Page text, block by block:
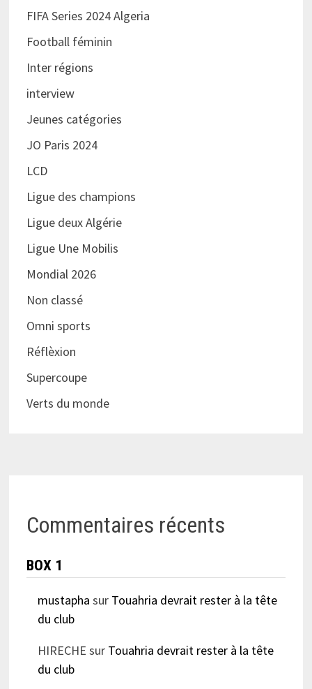
FIFA Series 2024 Algeria
Football féminin
Inter régions
interview
Jeunes catégories
JO Paris 2024
LCD
Ligue des champions
Ligue deux Algérie
Ligue Une Mobilis
Mondial 2026
Non classé
Omni sports
Réflèxion
Supercoupe
Verts du monde
Commentaires récents
BOX 1
mustapha sur Touahria devrait rester à la tête
du club
HIRECHE sur Touahria devrait rester à la tête
du club